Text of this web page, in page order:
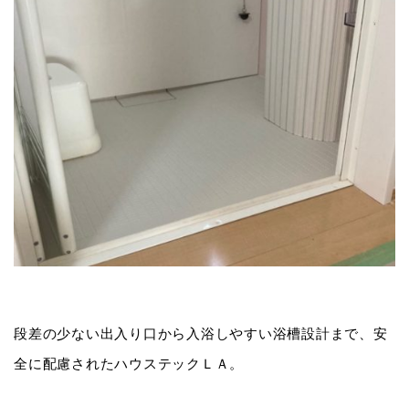
段差の少ない出入り口から入浴しやすい浴槽設計まで、安
全に配慮されたハウステックＬＡ。